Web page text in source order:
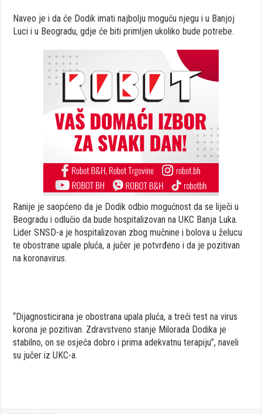
Naveo je i da će Dodik imati najbolju moguću njegu i u Banjoj
Luci i u Beogradu, gdje će biti primljen ukoliko bude potrebe.
Ranije je saopćeno da je Dodik odbio mogućnost da se liječi u
Beogradu i odlučio da bude hospitalizovan na UKC Banja Luka.
Lider SNSD-a je hospitalizovan zbog mučnine i bolova u želucu
te obostrane upale pluća, a jučer je potvrđeno i da je pozitivan
na koronavirus.
“Dijagnosticirana je obostrana upala pluća, a treći test na virus
korona je pozitivan. Zdravstveno stanje Milorada Dodika je
stabilno, on se osjeća dobro i prima adekvatnu terapiju”, naveli
su jučer iz UKC-a.